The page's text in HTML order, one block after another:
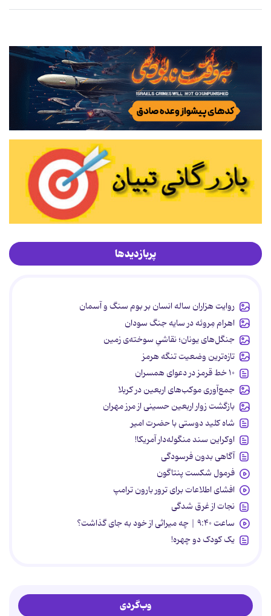
پربازدیدها
روایت هزاران ساله انسان بر بوم سنگ و آسمان
اهرام مِروئه در سایه جنگ سودان
جنگل‌های یونان؛ نقاشیِ سوخته‌ی زمین
تازه‌ترین وضعیت تنگه هرمز
۱۰ خط قرمز در دعوای همسران
جمع‌آوری موکب‌های اربعین در کربلا
بازگشت زوار اربعین حسینی از مرز مهران
شاه کلید دوستی با حضرت امیر
اوکراین سند منگوله‌دار آمریکا!
آگاهی بدون فرسودگی
فرمول شکست پنتاگون
افشای اطلاعات برای ترور بارون ترامپ
نجات از غرق شدگی
ساعت ۹:۴۰ | چه میراثی از خود به جای گذاشت؟
یک کودک دو چهره!
وب‌گردی